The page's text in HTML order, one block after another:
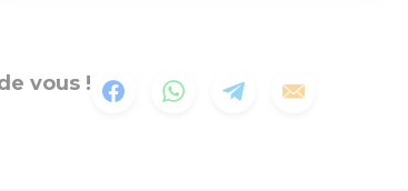
vous !